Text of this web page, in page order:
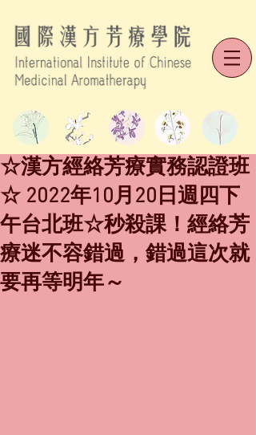
☆漢方經絡芳療實務認證班
☆ 2022年10月20日週四下
午台北班☆秒殺課！經絡芳
療迷不容錯過，錯過這次就
要再等明年～